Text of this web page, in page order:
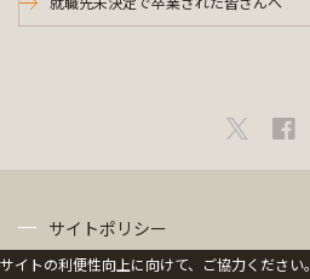
サイトポリシー
サイトの利便性向上に向けて、ご協力ください。